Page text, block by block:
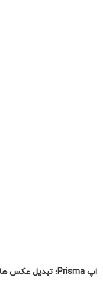
اپ Prisma؛ تبدیل عکس های شما به نقاشی های دیدنی